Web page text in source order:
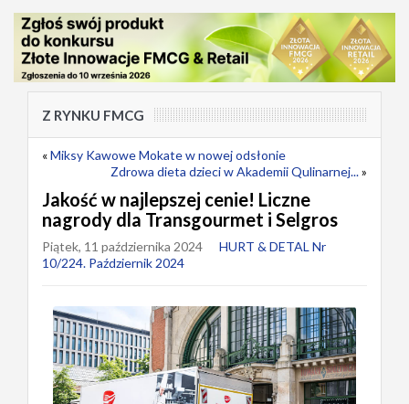
Z RYNKU FMCG
«Miksy Kawowe Mokate w nowej odsłonie
Zdrowa dieta dzieci w Akademii Qulinarnej...»
Jakość w najlepszej cenie! Liczne
nagrody dla Transgourmet i Selgros
Piątek, 11 października 2024
HURT & DETAL Nr
10/224. Październik 2024